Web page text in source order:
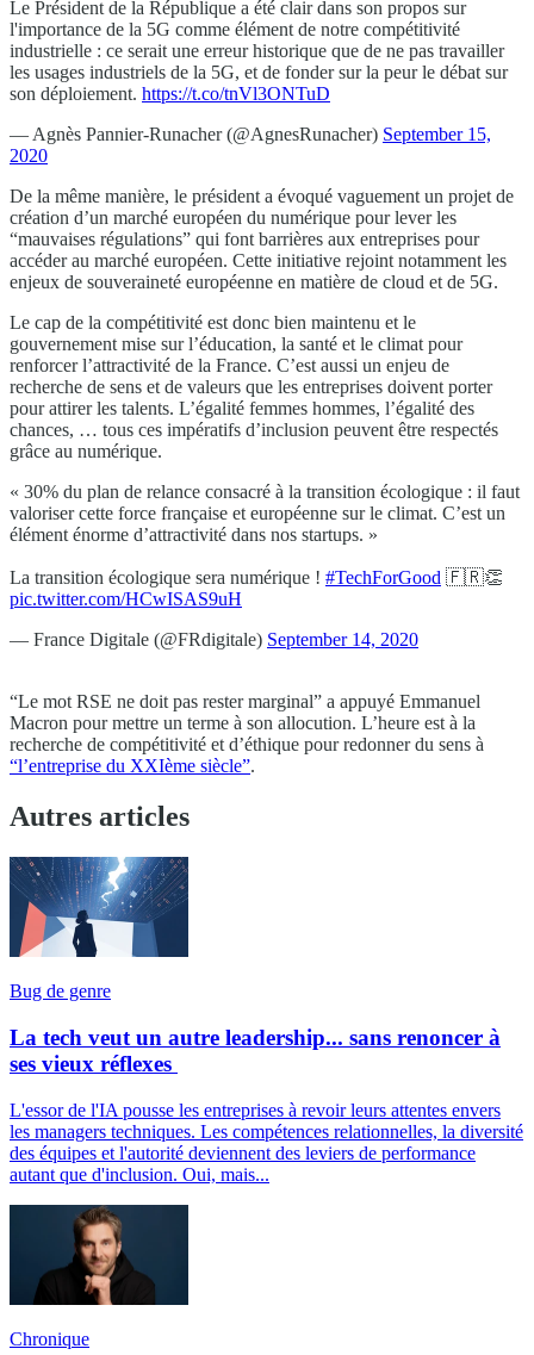
Le Président de la République a été clair dans son propos sur
l'importance de la 5G comme élément de notre compétitivité
industrielle : ce serait une erreur historique que de ne pas travailler
les usages industriels de la 5G, et de fonder sur la peur le débat sur
son déploiement. https://t.co/tnVl3ONTuD
— Agnès Pannier-Runacher (@AgnesRunacher) September 15,
2020
De la même manière, le président a évoqué vaguement un projet de
création d’un marché européen du numérique pour lever les
“mauvaises régulations” qui font barrières aux entreprises pour
accéder au marché européen. Cette initiative rejoint notamment les
enjeux de souveraineté européenne en matière de cloud et de 5G.
Le cap de la compétitivité est donc bien maintenu et le
gouvernement mise sur l’éducation, la santé et le climat pour
renforcer l’attractivité de la France. C’est aussi un enjeu de
recherche de sens et de valeurs que les entreprises doivent porter
pour attirer les talents. L’égalité femmes hommes, l’égalité des
chances, … tous ces impératifs d’inclusion peuvent être respectés
grâce au numérique.
« 30% du plan de relance consacré à la transition écologique : il faut
valoriser cette force française et européenne sur le climat. C’est un
élément énorme d’attractivité dans nos startups. »
La transition écologique sera numérique ! #TechForGood 🇫🇷👏
pic.twitter.com/HCwISAS9uH
— France Digitale (@FRdigitale) September 14, 2020
“Le mot RSE ne doit pas rester marginal” a appuyé Emmanuel
Macron pour mettre un terme à son allocution. L’heure est à la
recherche de compétitivité et d’éthique pour redonner du sens à
“l’entreprise du XXIème siècle”.
Autres articles
Bug de genre
La tech veut un autre leadership... sans renoncer à
ses vieux réflexes
L'essor de l'IA pousse les entreprises à revoir leurs attentes envers
les managers techniques. Les compétences relationnelles, la diversité
des équipes et l'autorité deviennent des leviers de performance
autant que d'inclusion. Oui, mais...
Chronique